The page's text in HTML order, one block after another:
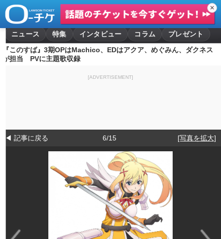
✕
ニュース 特集 インタビュー コラム
プレゼント
『このすば』3期OPはMachico、EDはアクア、めぐみん、ダクネス
が担当 PVに主題歌収録
[ADVERTISEMENT]
◀ 記事に戻る 6/15 [写真を拡大]